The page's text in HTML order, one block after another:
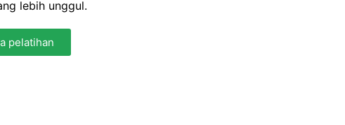
lebih unggul.
pelatihan